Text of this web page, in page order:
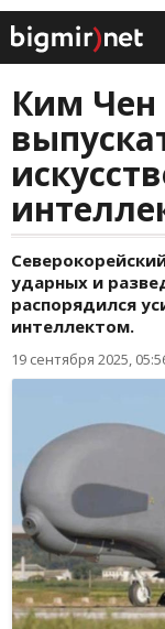
Ким Чен
ударных и
распорядился
интеллектом.
19 сентября 2025,